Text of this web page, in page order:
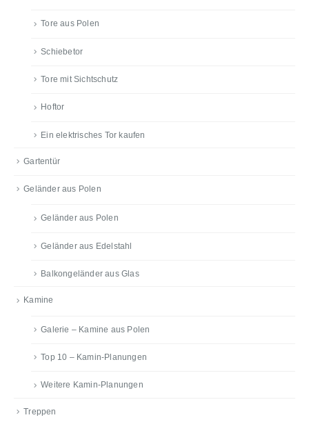
Tore aus Polen
Schiebetor
Tore mit Sichtschutz
Hoftor
Ein elektrisches Tor kaufen
Gartentür
Geländer aus Polen
Geländer aus Polen
Geländer aus Edelstahl
Balkongeländer aus Glas
Kamine
Galerie – Kamine aus Polen
Top 10 – Kamin-Planungen
Weitere Kamin-Planungen
Treppen